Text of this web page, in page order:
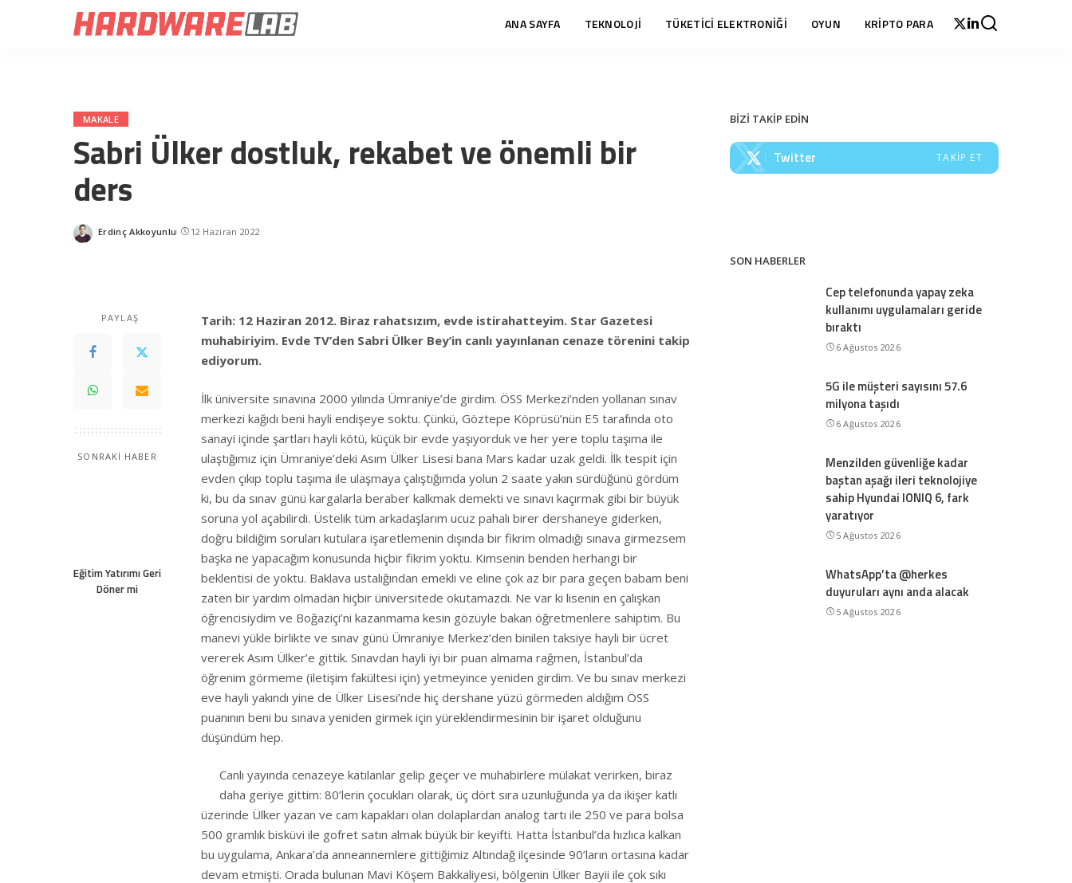
ANA SAYFA TEKNOLOJİ TÜKETİCİ ELEKTRONİĞİ OYUN KRİPTO PARA
MAKALE
Sabri Ülker dostluk, rekabet ve önemli bir
ders
Posted
Erdinç Akkoyunlu 12 Haziran 2022
PAYLAŞ
SONRAKİ HABER
Eğitim Yatırımı Geri
Döner mi
Tarih: 12 Haziran 2012. Biraz rahatsızım, evde istirahatteyim. Star Gazetesi
muhabiriyim. Evde TV’den Sabri Ülker Bey’in canlı yayınlanan cenaze törenini takip
ediyorum.
İlk üniversite sınavına 2000 yılında Ümraniye’de girdim. ÖSS Merkezi’nden yollanan sınav
merkezi kağıdı beni hayli endişeye soktu. Çünkü, Göztepe Köprüsü’nün E5 tarafında oto
sanayi içinde şartları hayli kötü, küçük bir evde yaşıyorduk ve her yere toplu taşıma ile
ulaştığımız için Ümraniye’deki Asım Ülker Lisesi bana Mars kadar uzak geldi. İlk tespit için
evden çıkıp toplu taşıma ile ulaşmaya çalıştığımda yolun 2 saate yakın sürdüğünü gördüm
ki, bu da sınav günü kargalarla beraber kalkmak demekti ve sınavı kaçırmak gibi bir büyük
soruna yol açabilirdi. Üstelik tüm arkadaşlarım ucuz pahalı birer dershaneye giderken,
doğru bildiğim soruları kutulara işaretlemenin dışında bir fikrim olmadığı sınava girmezsem
başka ne yapacağım konusunda hiçbir fikrim yoktu. Kimsenin benden herhangi bir
beklentisi de yoktu. Baklava ustalığından emekli ve eline çok az bir para geçen babam beni
zaten bir yardım olmadan hiçbir üniversitede okutamazdı. Ne var ki lisenin en çalışkan
öğrencisiydim ve Boğaziçi’ni kazanmama kesin gözüyle bakan öğretmenlere sahiptim. Bu
manevi yükle birlikte ve sınav günü Ümraniye Merkez’den binilen taksiye hayli bir ücret
vererek Asım Ülker’e gittik. Sınavdan hayli iyi bir puan almama rağmen, İstanbul’da
öğrenim görmeme (iletişim fakültesi için) yetmeyince yeniden girdim. Ve bu sınav merkezi
eve hayli yakındı yine de Ülker Lisesi’nde hiç dershane yüzü görmeden aldığım ÖSS
puanının beni bu sınava yeniden girmek için yüreklendirmesinin bir işaret olduğunu
düşündüm hep.
Canlı yayında cenazeye katılanlar gelip geçer ve muhabirlere mülakat verirken, biraz
daha geriye gittim: 80’lerin çocukları olarak, üç dört sıra uzunluğunda ya da ikişer katlı
üzerinde Ülker yazan ve cam kapakları olan dolaplardan analog tartı ile 250 ve para bolsa
500 gramlık bisküvi ile gofret satın almak büyük bir keyifti. Hatta İstanbul’da hızlıca kalkan
bu uygulama, Ankara’da anneannemlere gittiğimiz Altındağ ilçesinde 90’ların ortasına kadar
devam etmişti. Orada bulunan Mavi Köşem Bakkaliyesi, bölgenin Ülker Bayii ile çok sıkı
BİZİ TAKİP EDİN
Twitter TAKIP ET
SON HABERLER
Cep telefonunda yapay zeka
kullanımı uygulamaları geride
bıraktı
6 Ağustos 2026
5G ile müşteri sayısını 57.6
milyona taşıdı
6 Ağustos 2026
Menzilden güvenliğe kadar
baştan aşağı ileri teknolojiye
sahip Hyundai IONIQ 6, fark
yaratıyor
5 Ağustos 2026
WhatsApp’ta @herkes
duyuruları aynı anda alacak
5 Ağustos 2026